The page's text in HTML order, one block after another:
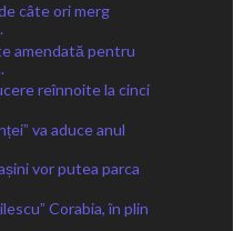
câte ori merg
amendată pentru
reînnoite la cinci
va aduce anul
vor putea parca
Corabia, în plin